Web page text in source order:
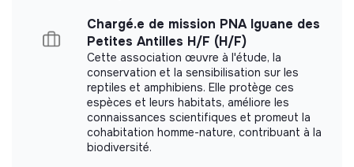
Chargé.e de mission PNA Iguane des
Petites Antilles H/F (H/F)
Cette association œuvre à l'étude, la
conservation et la sensibilisation sur les
reptiles et amphibiens. Elle protège ces
espèces et leurs habitats, améliore les
connaissances scientifiques et promeut la
cohabitation homme-nature, contribuant à la
biodiversité.